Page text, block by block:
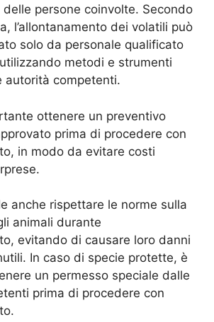
persone coinvolte. Secondo
l’allontanamento dei volatili può
solo da personale qualificato
metodi e strumenti
autorità competenti.
ottenere un preventivo
prima di procedere con
in modo da evitare costi
anche rispettare le norme sulla
animali durante
evitando di causare loro danni
In caso di specie protette, è
un permesso speciale dalle
prima di procedere con